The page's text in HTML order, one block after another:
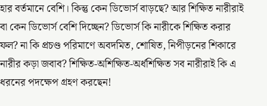
হার বর্তমানে বেশি। কিন্তু কেন ডিভোর্স বাড়ছে? আর শিক্ষিত নারীরাই
বা কেন ডিভোর্স বেশি দিচ্ছেন? ডিভোর্স কি নারীকে শিক্ষিত করার
ফল? না কি প্রচণ্ড পরিমাণে অবদমিত, শোষিত, নিপীড়নের শিকারে
নারীর কড়া জবাব? শিক্ষিত-অশিক্ষিত-অর্ধশিক্ষিত সব নারীরাই কি এ
ধরনের পদক্ষেপ গ্রহণ করছেন!